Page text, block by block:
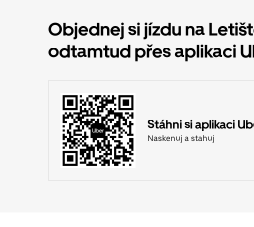
Objednej si jízdu na
odtamtud přes aplikaci
Stáhni si aplikaci
Naskenuj a stahuj